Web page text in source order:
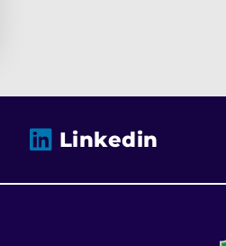
Linkedin